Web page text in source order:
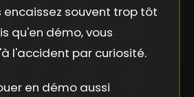
encaissez souvent trop tôt
qu'en démo, vous
l'accident par curiosité.
en démo aussi